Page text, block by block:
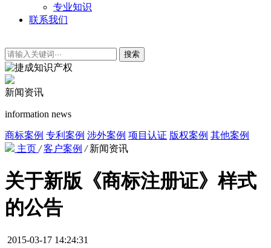
专业知识
联系我们
搜索
新闻资讯
information news
商标案例 专利案例 涉外案例 项目认证 版权案例 其他案例
主页 / 客户案例 / 新闻资讯
关于新版《商标注册证》样式
的公告
2015-03-17 14:24:31